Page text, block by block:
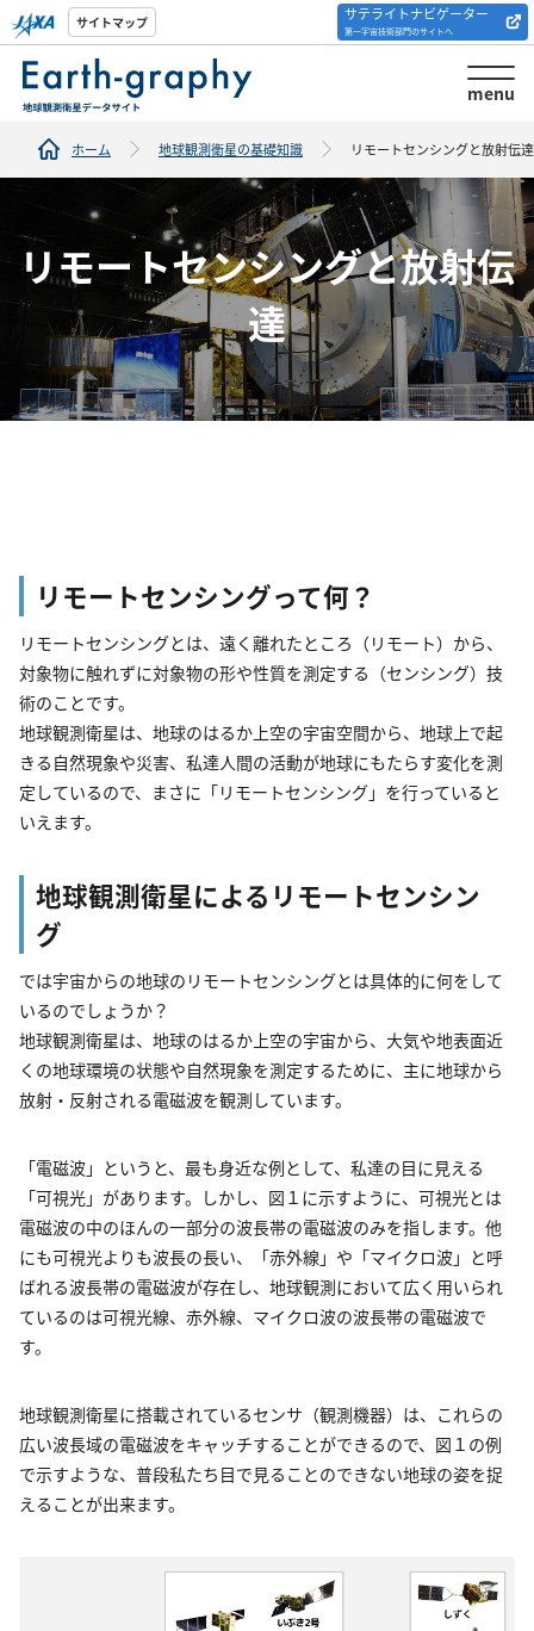
サイトマップ サテライトナビゲーター
第一宇宙技術部門のサイトへ
menu
解析ツール/サイトの
紹介
ホーム 地球観測衛星の基礎知識 リモートセンシングと放射伝達
リモートセンシングと放射伝
達
リモートセンシングって何？
リモートセンシングとは、遠く離れたところ（リモート）から、
対象物に触れずに対象物の形や性質を測定する（センシング）技
術のことです。
地球観測衛星は、地球のはるか上空の宇宙空間から、地球上で起
きる自然現象や災害、私達人間の活動が地球にもたらす変化を測
定しているので、まさに「リモートセンシング」を行っていると
いえます。
地球観測衛星によるリモートセンシン
グ
では宇宙からの地球のリモートセンシングとは具体的に何をして
いるのでしょうか？
地球観測衛星は、地球のはるか上空の宇宙から、大気や地表面近
くの地球環境の状態や自然現象を測定するために、主に地球から
放射・反射される電磁波を観測しています。
「電磁波」というと、最も身近な例として、私達の目に見える
「可視光」があります。しかし、図１に示すように、可視光とは
電磁波の中のほんの一部分の波長帯の電磁波のみを指します。他
にも可視光よりも波長の長い、「赤外線」や「マイクロ波」と呼
ばれる波長帯の電磁波が存在し、地球観測において広く用いられ
ているのは可視光線、赤外線、マイクロ波の波長帯の電磁波で
す。
地球観測衛星に搭載されているセンサ（観測機器）は、これらの
広い波長域の電磁波をキャッチすることができるので、図１の例
で示すような、普段私たち目で見ることのできない地球の姿を捉
えることが出来ます。